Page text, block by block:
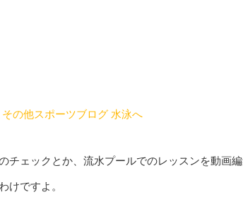
チェックとか、流水プールでのレッスンを動画
けですよ。